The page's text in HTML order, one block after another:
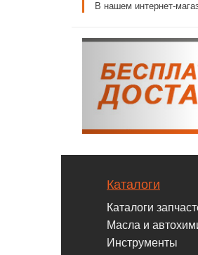
В нашем интернет-
Каталоги
Каталоги
Масла и
Инструменты